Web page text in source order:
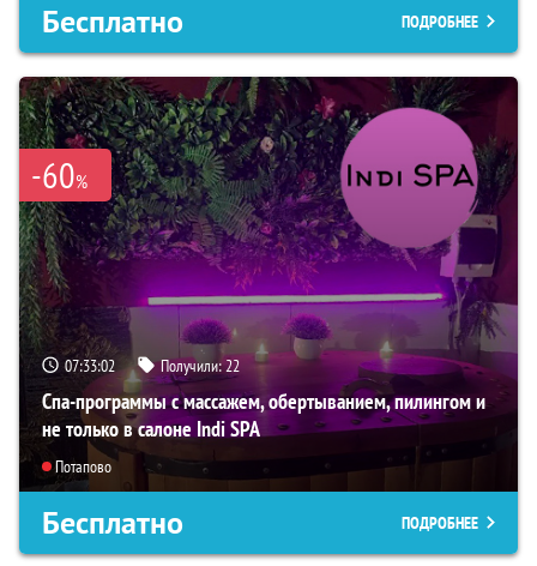
Бесплатно ПОДРОБНЕЕ
-60%
07:33:01 Получили:22
Спа-программы с массажем, обертыванием, пилингом и
не только в салоне Indi SPA
Потапово
Бесплатно ПОДРОБНЕЕ